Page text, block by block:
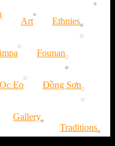
Art Ethnies
Founan
Oc Eo Đồng Sơn
Gallery
Traditions